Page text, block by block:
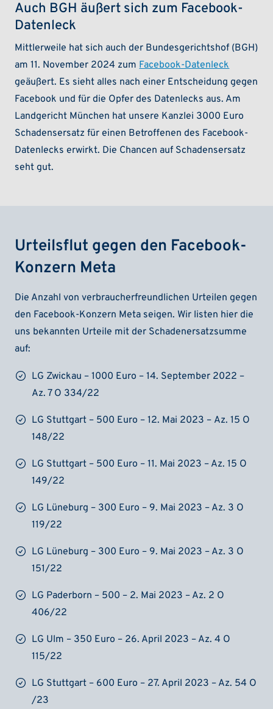
Auch BGH äußert sich zum Facebook-
Datenleck
Mittlerweile hat sich auch der Bundesgerichtshof (BGH)
am 11. November 2024 zumFacebook-Datenleck
geäußert. Es sieht alles nach einer Entscheidung gegen
Facebook und für die Opfer des Datenlecks aus. Am
Landgericht München hat unsere Kanzlei 3000 Euro
Schadensersatz für einen Betroffenen des Facebook-
Datenlecks erwirkt. Die Chancen auf Schadensersatz
seht gut.
Urteilsflut gegen den Facebook-
Konzern Meta
Die Anzahl von verbraucherfreundlichen Urteilen gegen
den Facebook-Konzern Meta seigen. Wir listen hier die
uns bekannten Urteile mit der Schadenersatzsumme
auf:
LG Zwickau – 1000 Euro – 14. September 2022 –
Az. 7 O 334/22
LG Stuttgart – 500 Euro – 12. Mai 2023 – Az. 15 O
148/22
LG Stuttgart – 500 Euro – 11. Mai 2023 – Az. 15 O
149/22
LG Lüneburg – 300 Euro – 9. Mai 2023 – Az. 3 O
119/22
LG Lüneburg – 300 Euro – 9. Mai 2023 – Az. 3 O
151/22
LG Paderborn – 500 – 2. Mai 2023 – Az. 2 O
406/22
LG Ulm – 350 Euro – 26. April 2023 – Az. 4 O
115/22
LG Stuttgart – 600 Euro – 27. April 2023 – Az. 54 O
/23